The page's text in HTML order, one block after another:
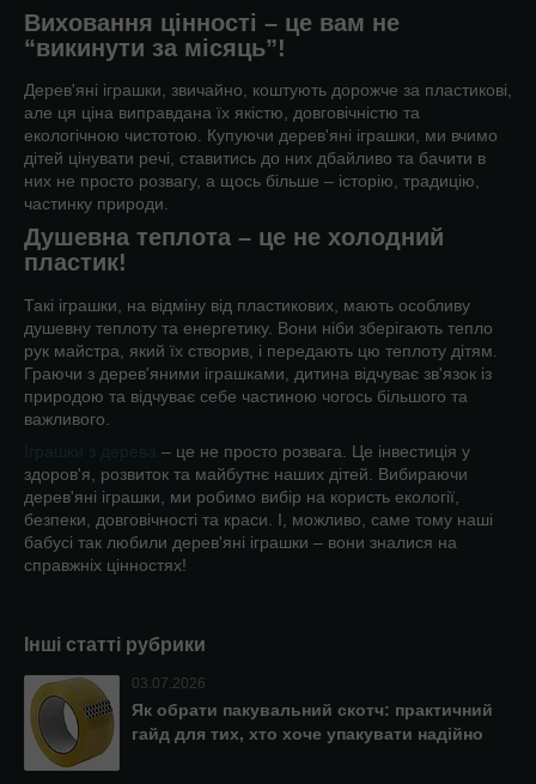
Виховання цінності – це вам не
“викинути за місяць”!
Дерев'яні іграшки, звичайно, коштують дорожче за пластикові,
але ця ціна виправдана їх якістю, довговічністю та
екологічною чистотою. Купуючи дерев'яні іграшки, ми вчимо
дітей цінувати речі, ставитись до них дбайливо та бачити в
них не просто розвагу, а щось більше – історію, традицію,
частинку природи.
Душевна теплота – це не холодний
пластик!
Такі іграшки, на відміну від пластикових, мають особливу
душевну теплоту та енергетику. Вони ніби зберігають тепло
рук майстра, який їх створив, і передають цю теплоту дітям.
Граючи з дерев'яними іграшками, дитина відчуває зв'язок із
природою та відчуває себе частиною чогось більшого та
важливого.
– це не просто розвага. Це інвестиція у
здоров'я, розвиток та майбутнє наших дітей. Вибираючи
дерев'яні іграшки, ми робимо вибір на користь екології,
безпеки, довговічності та краси. І, можливо, саме тому наші
бабусі так любили дерев'яні іграшки – вони зналися на
справжніх цінностях!
Інші статті рубрики
03.07.2026
Як обрати пакувальний скотч: практичний
гайд для тих, хто хоче упакувати надійно